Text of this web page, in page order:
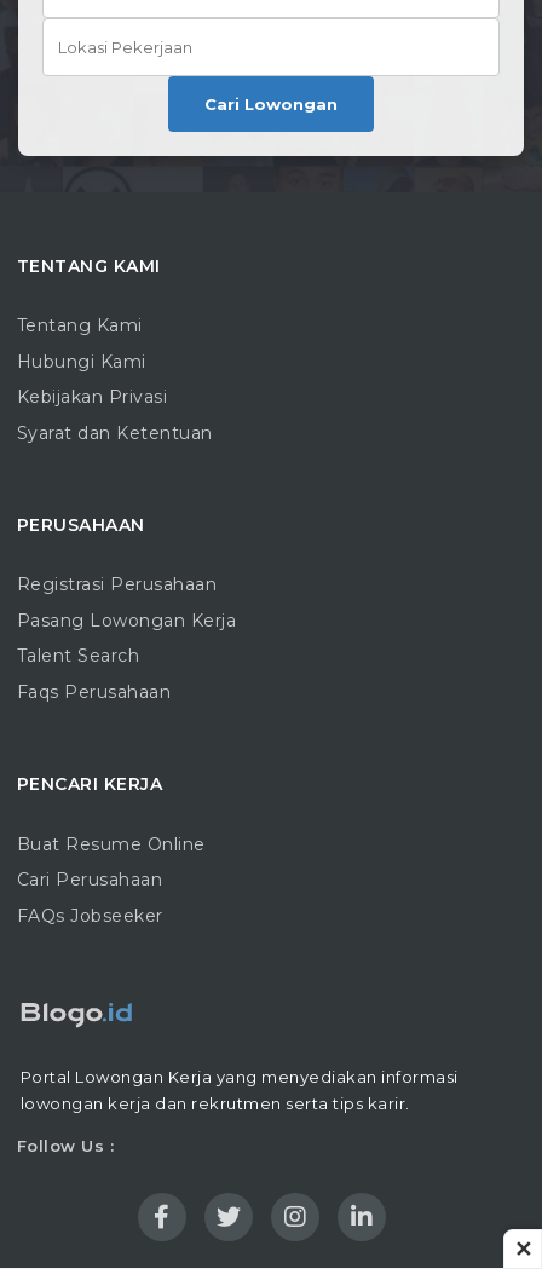
Cari Lowongan
TENTANG KAMI
Tentang Kami
Hubungi Kami
Kebijakan Privasi
Syarat dan Ketentuan
PERUSAHAAN
Registrasi Perusahaan
Pasang Lowongan Kerja
Talent Search
Faqs Perusahaan
PENCARI KERJA
Buat Resume Online
Cari Perusahaan
FAQs Jobseeker
Portal Lowongan Kerja yang menyediakan informasi
lowongan kerja dan rekrutmen serta tips karir.
Follow Us :
✕